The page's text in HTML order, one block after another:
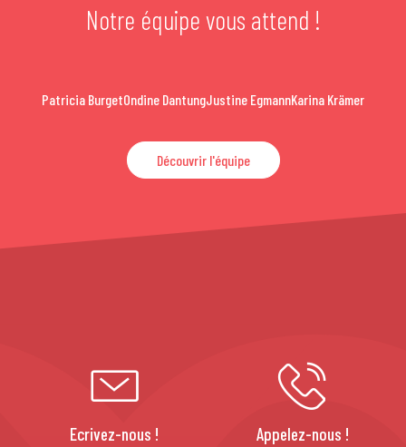
Notre équipe vous attend !
Patricia BurgetOndine DantungJustine EgmannKarina Krämer
Découvrir l'équipe
Ecrivez-nous ! Appelez-nous !